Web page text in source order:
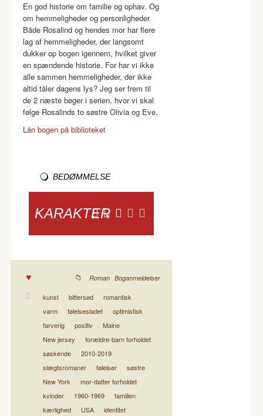
En god historie om familie og ophav. Og
om hemmeligheder og personligheder.
Både Rosalind og hendes mor har flere
lag af hemmeligheder, der langsomt
dukker op bogen igennem, hvilket giver
en spændende historie. For har vi ikke
alle sammen hemmeligheder, der ikke
altid tåler dagens lys? Jeg ser frem til
de 2 næste bøger i serien, hvor vi skal
følge Rosalinds to søstre Olivia og Eve.
Lån bogen på biblioteket
BEDØMMELSE
KARAKTER
Roman, Boganmeldelser
kunst bittersød
romantisk
varm
følelsesladet
optimistisk
farverig
positiv
Maine
New jersey
forældre-barn forholdet
søskende
2010-2019
slægtsromaner
følelser
søstre
New York
mor-datter forholdet
kvinder
1960-1969
familien
kærlighed
USA identitet